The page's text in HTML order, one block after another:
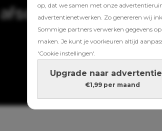
op, dat we samen met onze
advertentienetwerken. Zo genereren wij
Sommige partners verwerken gegevens
maken. Je kunt je voorkeuren altijd
'Cookie instellingen'.
Upgrade naar
€1,99 per maand
afscheid van onze